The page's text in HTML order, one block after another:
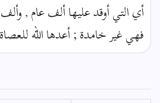
أي التي أوقد عليها ألف عام ,
فهي غير خامدة ; أعدها الله